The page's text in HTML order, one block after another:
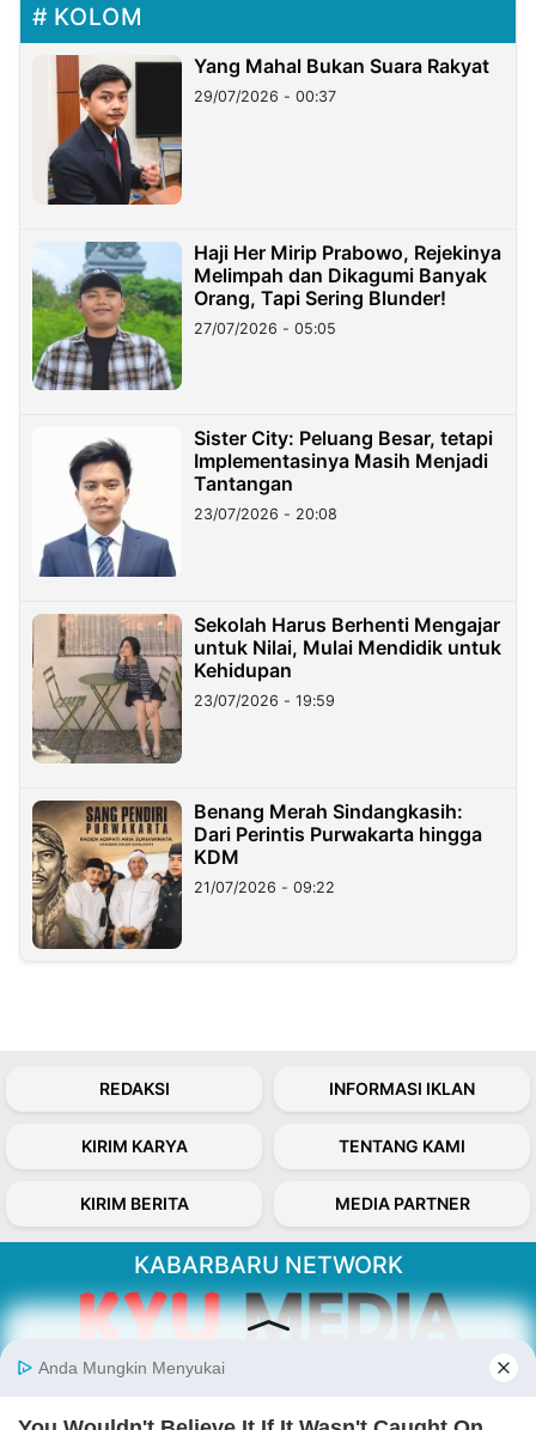
KOLOM
Yang Mahal Bukan Suara Rakyat
29/07/2026 - 00:37
Haji Her Mirip Prabowo, Rejekinya
Melimpah dan Dikagumi Banyak
Orang, Tapi Sering Blunder!
27/07/2026 - 05:05
Sister City: Peluang Besar, tetapi
Implementasinya Masih Menjadi
Tantangan
23/07/2026 - 20:08
Sekolah Harus Berhenti Mengajar
untuk Nilai, Mulai Mendidik untuk
Kehidupan
23/07/2026 - 19:59
Benang Merah Sindangkasih:
Dari Perintis Purwakarta hingga
KDM
21/07/2026 - 09:22
REDAKSI INFORMASI IKLAN
KIRIM KARYA TENTANG KAMI
KIRIM BERITA MEDIA PARTNER
KABARBARU NETWORK